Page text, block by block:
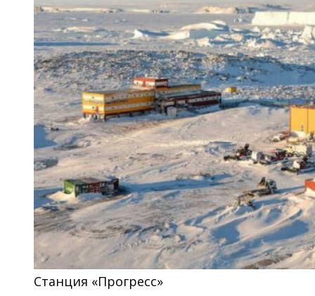
Станция «Прогресс»